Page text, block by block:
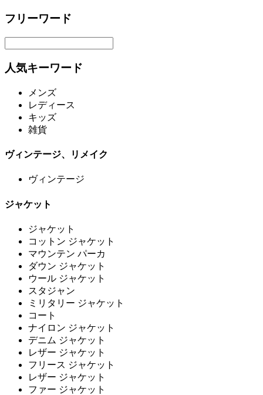
フリーワード
人気キーワード
メンズ
レディース
キッズ
雑貨
ヴィンテージ、リメイク
ヴィンテージ
ジャケット
ジャケット
コットン ジャケット
マウンテン パーカ
ダウン ジャケット
ウール ジャケット
スタジャン
ミリタリー ジャケット
コート
ナイロン ジャケット
デニム ジャケット
レザー ジャケット
フリース ジャケット
レザー ジャケット
ファー ジャケット